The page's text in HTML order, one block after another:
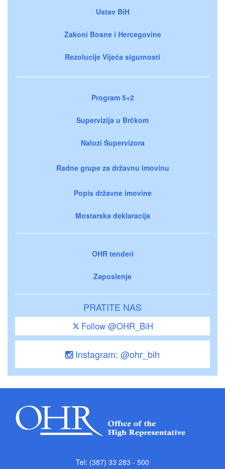
Ustav BiH
Zakoni Bosne i Hercegovine
Rezolucije Vijeća sigurnosti
Program 5+2
Supervizija u Brčkom
Nalozi Supervizora
Radne grupe za državnu imovinu
Popis državne imovine
Mostarska deklaracija
OHR tenderi
Zaposlenje
PRATITE NAS
Follow @OHR_BiH
Instagram: @ohr_bih
Tel: (387) 33 283 - 500